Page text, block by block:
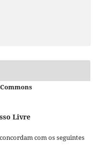
Livre
com os seguintes